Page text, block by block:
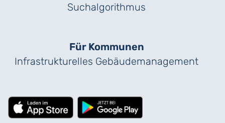
Suchalgorithmus
Für Kommunen
Infrastrukturelles Gebäude­management